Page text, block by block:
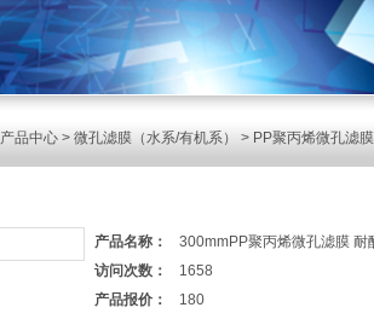
产品中心 > 微孔滤膜（水系/有机系） > PP聚丙烯微孔滤膜
产品名称：
300mmPP聚丙烯微孔滤膜 耐
访问次数：
1658
产品报价：
180